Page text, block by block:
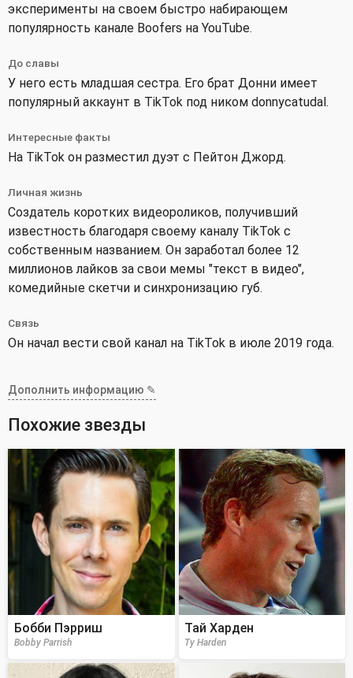
эксперименты на своем быстро набирающем
популярность канале Boofers на YouTube.
До славы
У него есть младшая сестра. Его брат Донни имеет
популярный аккаунт в TikTok под ником donnycatudal.
Интересные факты
На TikTok он разместил дуэт с Пейтон Джорд.
Личная жизнь
Создатель коротких видеороликов, получивший
известность благодаря своему каналу TikTok с
собственным названием. Он заработал более 12
миллионов лайков за свои мемы "текст в видео",
комедийные скетчи и синхронизацию губ.
Связь
Он начал вести свой канал на TikTok в июле 2019 года.
Дополнить информацию ✎
Похожие звезды
Бобби Пэрриш
Bobby Parrish
Тай Харден
Ty Harden